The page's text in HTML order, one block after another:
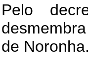
Pelo
de